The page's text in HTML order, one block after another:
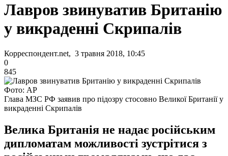
Лавров звинуватив Британію
у викраденні Скрипалів
Корреспондент.net, 3 травня 2018, 10:45
0
845
Фото: АР
Глава МЗС РФ заявив про підозру стосовно Великої Британії у
викраденні Скрипалів
Велика Британія не надає російським
дипломатам можливості зустрітися з